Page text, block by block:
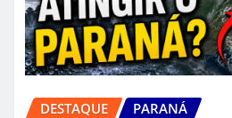
DESTAQUE PARANÁ